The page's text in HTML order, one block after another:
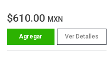
$610.00 MXN
Ver Detalles